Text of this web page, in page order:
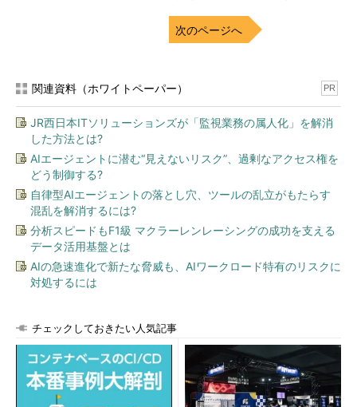
Windows 10版「PCのリフレッシュ／リセット」の秘密
画面1Windows 8.1の「PCのリフレッシュ」と「PCのリセ
ット」（すべてを削除してWindowsを再インストールす
る）。Windows 10では、仕様がかなり変更されているので
注意
実際には、Windows 8.1にあった「PCのリフレッシュ」機能
った「PCのリセット」にデータを保持する機能を追加したもの
が、Windows 10の「このPCを初期状態に戻す」機能といった方
が正しかったかもしれません。いずれにせよ、Windows 10の
次のページへ
関連資料（ホワイトペーパー） PR
JR西日本ITソリューションズが「監視業務の属人化」を解消
した方法とは?
AIエージェントに潜む“見えないリスク”、過剰なアクセス権を
どう制御する?
自律型AIエージェントの落とし穴、ツールの乱立がもたらす
混乱を解消するには?
分析スピードもF1級 マクラーレンレーシングの成功を支える
データ活用基盤とは
AIの急速進化で新たな脅威も、AIワークロード特有のリスクに
対処するには
チェックしておきたい人気記事